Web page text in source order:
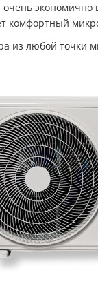
экономично
комфортный
из любой точки